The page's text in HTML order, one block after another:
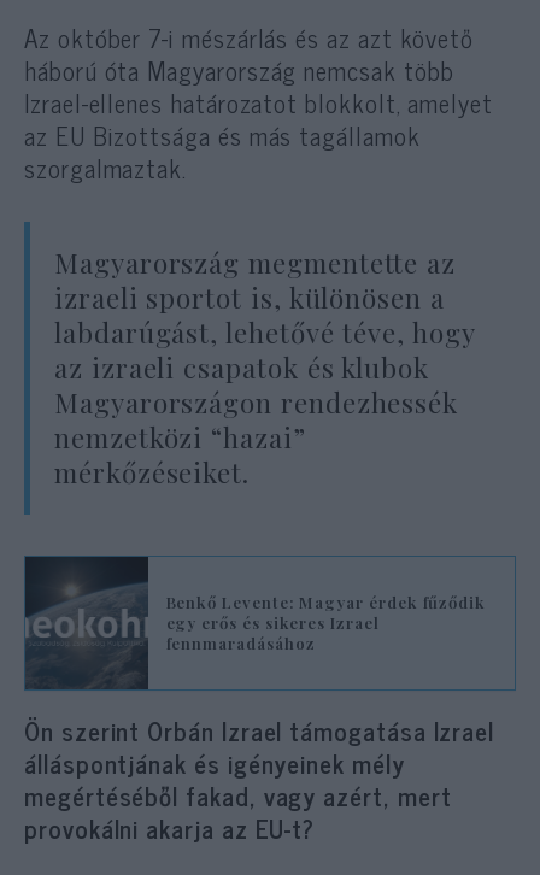
Az október 7-i mészárlás és az azt követő
háború óta Magyarország nemcsak több
Izrael-ellenes határozatot blokkolt, amelyet
az EU Bizottsága és más tagállamok
szorgalmaztak.
Magyarország megmentette az
izraeli sportot is, különösen a
labdarúgást, lehetővé téve, hogy
az izraeli csapatok és klubok
Magyarországon rendezhessék
nemzetközi “hazai”
mérkőzéseiket.
Benkő Levente: Magyar érdek fűződik
egy erős és sikeres Izrael
fennmaradásához
Ön szerint Orbán Izrael támogatása Izrael
álláspontjának és igényeinek mély
megértéséből fakad, vagy azért, mert
provokálni akarja az EU-t?